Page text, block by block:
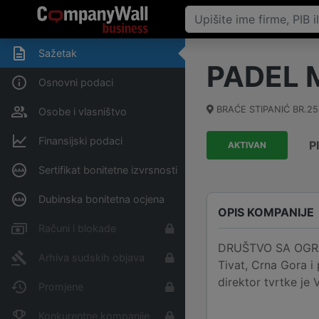
Sažetak
Osnovni podaci
Osobe i vlasništvo
Finansijski podaci
Sertifikat bonitetne izvrsnosti
Dubinska bonitetna ocjena
Računi i blokade
Arhiva sudskih objava
Promjene
Konkurentne kompanije
PADEL
BRAĆE STIPANIĆ BR.25
AKTIVAN
OPIS KOMPANIJE
DRUŠTVO SA
Tivat, Crna Gora
direktor tvrtke je